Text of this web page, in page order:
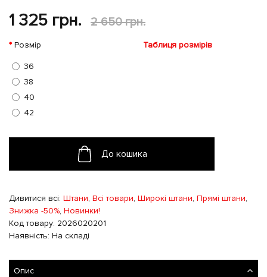
1 325 грн. 2 650 грн.
Таблиця розмірів
Розмір
36
38
40
42
До кошика
Дивитися всі: Штани, Всі товари, Широкі штани, Прямі штани,
Знижка -50%, Новинки!
Код товару: 2026020201
Наявність: На складі
Опис